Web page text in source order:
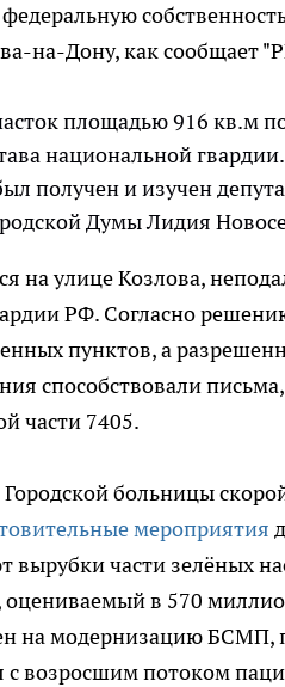
на-Дону, как сообщает
площадью 916 кв.м
национальной
получен и изучен
Думы Лидия
на улице Козлова,
РФ. Согласно
пунктов, а
способствовали
части 7405.
больницы
мероприятия
вырубки части зелёных
в 570
на модернизацию БСМП,
с возросшим потоком